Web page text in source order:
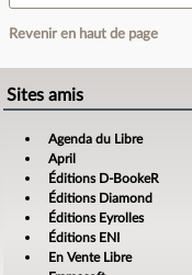
Revenir en haut de page
Sites amis
Agenda du Libre
April
Éditions D-BookeR
Éditions Diamond
Éditions Eyrolles
Éditions ENI
En Vente Libre